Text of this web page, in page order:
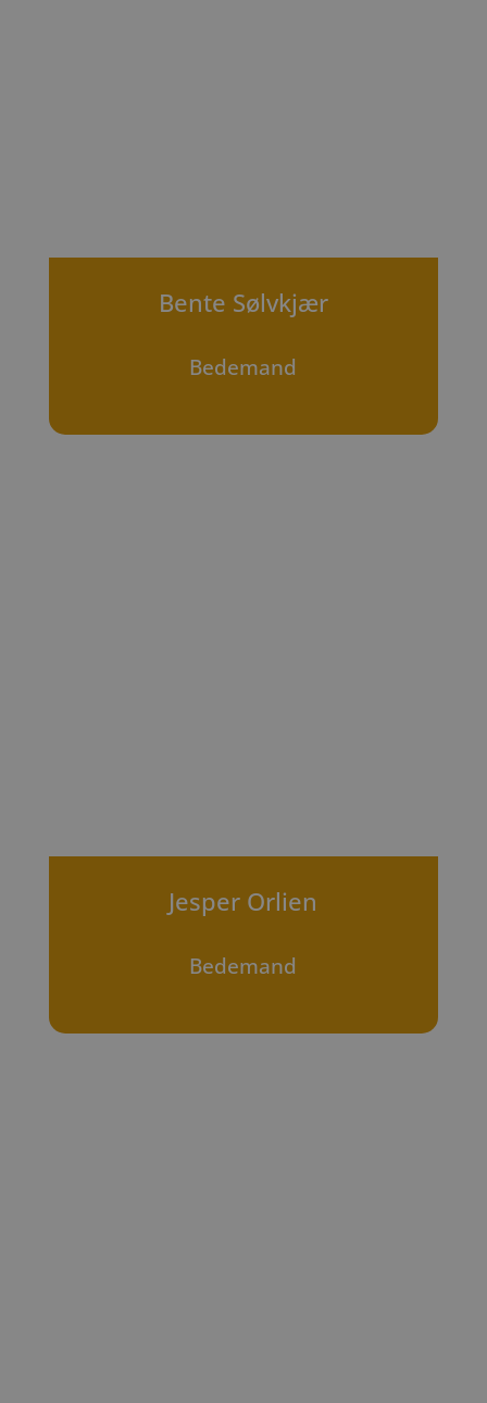
Bente Sølvkjær
Bedemand
Jesper Orlien
Bedemand